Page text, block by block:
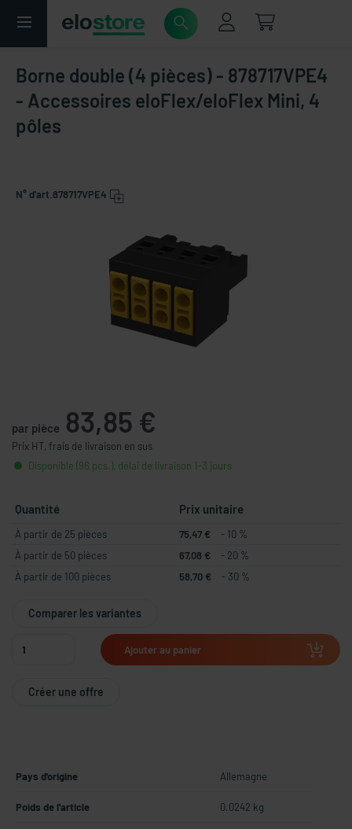
Borne double (4 pièces) - 878717VPE4
- Accessoires eloFlex/eloFlex Mini, 4
pôles
N° d'art. 878717VPE4
par pièce 83,85 €
Prix HT, frais de livraison en sus
Disponible (96 pcs.), délai de livraison 1-3 jours
Quantité Prix unitaire
À partir de 25 pièces 75,47 €
- 10 %
À partir de 50 pièces
67,08 €
- 20 %
À partir de 100 pièces
58,70 € - 30 %
Comparer les variantes
Ajouter au panier
Créer une offre
Pays d'origine Allemagne
Poids de l'article 0.0242 kg